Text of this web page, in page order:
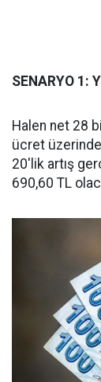
SENARYO 1:
Halen net 28
ücret
20'lik artış
690,60 TL